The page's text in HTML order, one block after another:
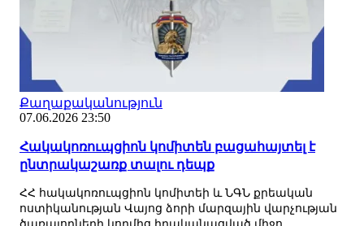
Քաղաքականություն
07.06.2026 23:50
Հակակոռուպցիոն կոմիտեն բացահայտել է
ընտրակաշառք տալու դեպք
ՀՀ հակակոռուպցիոն կոմիտեի և ՆԳՆ քրեական
ոստիկանության Վայոց ձորի մարզային վարչության